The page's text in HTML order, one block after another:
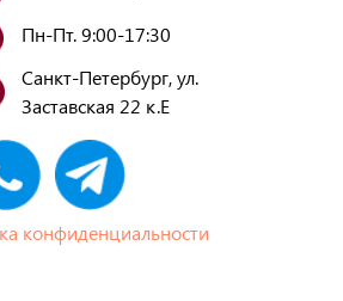
Санкт-Петербург, ул.
Заставская 22 к.Е
Пн-Пт. 9:00-17:30
конфиденциальности